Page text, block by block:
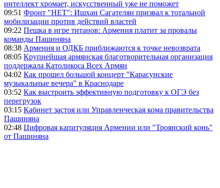
интеллект хромает, искусственный уже не поможет
09:51 Фронт "НЕТ": Ишхан Сагателян призвал к тотальной
мобилизации против действий властей
09:22 Пешка в игре титанов: Армения платит за провалы
команды Пашиняна
08:38 Армения и ОДКБ приближаются к точке невозврата
08:05 Крупнейшая армянская благотворительная организация
поддержала Католикоса Всех Армян
04:02 Как прошел большой концерт "Карасунские
музыкальные вечера" в Краснодаре
03:52 Как выстроить эффективную подготовку к ОГЭ без
перегрузок
03:15 Кабинет застоя или Управленческая кома правительства
Пашиняна
02:48 Цифровая капитуляция Армении или "Троянский конь"
от Пашиняна